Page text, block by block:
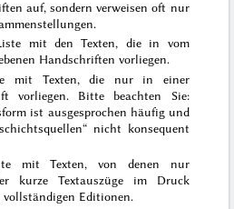
auf, sondern verweisen oft nur
mit den Texten, die in vom
Handschriften vorliegen.
mit Texten, die nur in einer
vorliegen. Bitte beachten Sie:
ist ausgesprochen häufig und
nicht konsequent
mit Texten, von denen nur
kurze Textauszüge im Druck
vollständigen Editionen.